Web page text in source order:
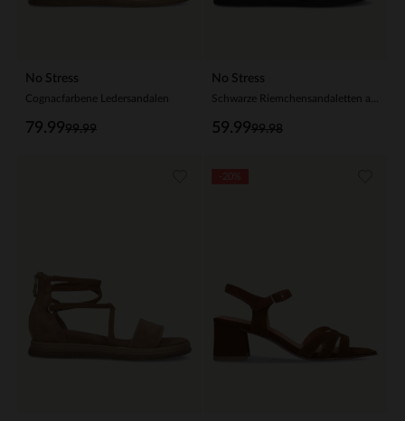
No Stress
Cognacfarbene Ledersandalen
99.99
79.99
No Stress
99.98
59.99